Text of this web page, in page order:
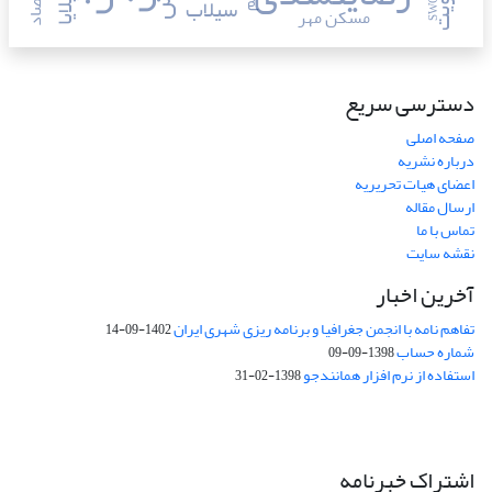
سیلاب پلایا مسکن مهر
دسترسی سریع
صفحه اصلی
درباره نشریه
اعضای هیات تحریریه
ارسال مقاله
تماس با ما
نقشه سایت
آخرین اخبار
تفاهم نامه با انجمن جغرافیا و برنامه ریزی شهری ایران1402-09-14
شماره حساب1398-09-09
استفاده از نرم افزار همانندجو1398-02-31
اشتراک خبرنامه